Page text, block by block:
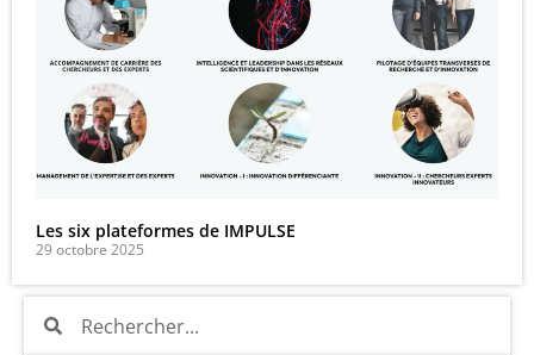
Les six plateformes de IMPULSE
29 octobre 2025